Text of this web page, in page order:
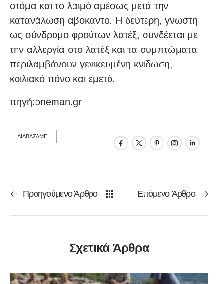
στόμα και το λαιμό αμέσως μετά την
κατανάλωση αβοκάντο. Η δεύτερη, γνωστή
ως σύνδρομο φρούτων λατέξ, συνδέεται με
την αλλεργία στο λατέξ και τα συμπτώματα
περιλαμβάνουν γενικευμένη κνίδωση,
κοιλιακό πόνο και εμετό.
πηγή:oneman.gr
ΔΙΑΒΑΣΑΜΕ.
Προηγούμενο Άρθρο Επόμενο Άρθρο
Σχετικά Άρθρα